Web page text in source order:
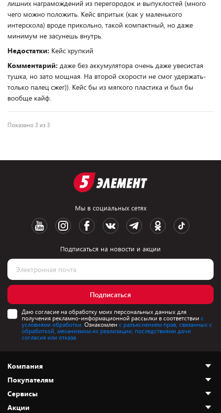
лишних награмождений из перегородок и выпуклостей (много
чего можно положить. Кейс впритык (как у маленького
интерскола) вроде прикольно, такой компактный, но даже
минимум не засунешь внутрь.
Недостатки: Кейс хрупкий
Комментарий: даже без аккумулятора очень даже увесистая
тушка, но зато мощная. На второй скорости не смог удержать-
только палец сжег)). Кейс бы из мягкого пластика и был бы
вообще кайф.
Показано 3 из 3
Мы в социальных сетях
Подписаться на новости и акции
Подписаться
Даю согласие на обработку моих персональных данных для
получения рекламно-информационной рассылки в соответствии с
условиями обработки. Ознакомлен с разъяснением прав, связанных с
обработкой, механизмом их реализации, последствиями дачи
согласия или отказа.
Компания
О нас
Адреса магазинов
Покупателям
Как сделать заказ
Сервисы
Акции